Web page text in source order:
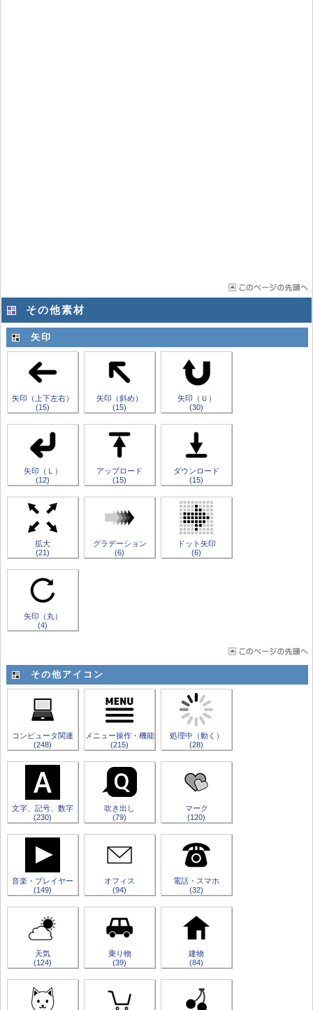
その他素材
矢印
矢印（上下左右）
(15)
矢印（斜め）
(15)
矢印（Ｕ）
(30)
矢印（Ｌ）
(12)
アップロード
(15)
ダウンロード
(15)
拡大
(21)
グラデーション
(6)
ドット矢印
(6)
矢印（丸）
(4)
その他アイコン
コンピュータ関連
(248)
メニュー操作・機能
(215)
処理中（動く）
(28)
文字、記号、数字
(230)
吹き出し
(79)
マーク
(120)
音楽・プレイヤー
(149)
オフィス
(94)
電話・スマホ
(32)
天気
(124)
乗り物
(39)
建物
(84)